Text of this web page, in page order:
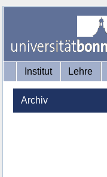
Institut Lehre
Archiv